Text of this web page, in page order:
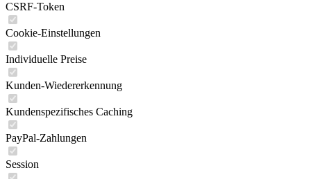
CSRF-Token
Cookie-Einstellungen
Individuelle Preise
Kunden-Wiedererkennung
Kundenspezifisches Caching
PayPal-Zahlungen
Session